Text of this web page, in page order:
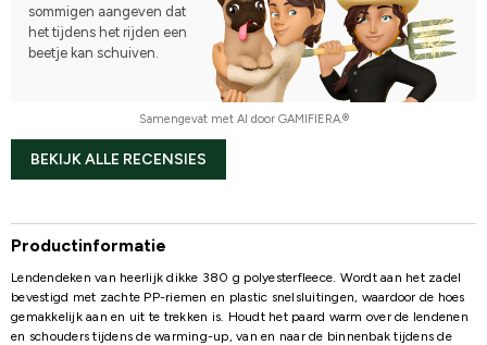
sommigen aangeven dat
het tijdens het rijden een
beetje kan schuiven.
Samengevat met AI door GAMIFIERA.®
BEKIJK ALLE RECENSIES
Productinformatie
Lendendeken van heerlijk dikke 380 g polyesterfleece. Wordt aan het zadel
bevestigd met zachte PP-riemen en plastic snelsluitingen, waardoor de hoes
gemakkelijk aan en uit te trekken is. Houdt het paard warm over de lendenen
en schouders tijdens de warming-up, van en naar de binnenbak tijdens de